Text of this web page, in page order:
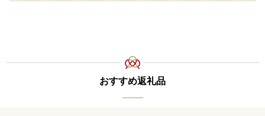
おすすめ返礼品